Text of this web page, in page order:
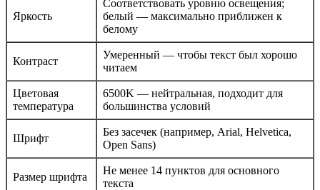
Яркость
Соответствовать уровню освещения;
белый — максимально приближен к
белому
Контраст
Умеренный — чтобы текст был хорошо
читаем
Цветовая
температура
6500K — нейтральная, подходит для
большинства условий
Шрифт
Без засечек (например, Arial, Helvetica,
Open Sans)
Размер шрифта
Не менее 14 пунктов для основного
текста